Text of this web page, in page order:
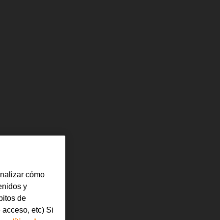
cómo
y
de
etc) Si